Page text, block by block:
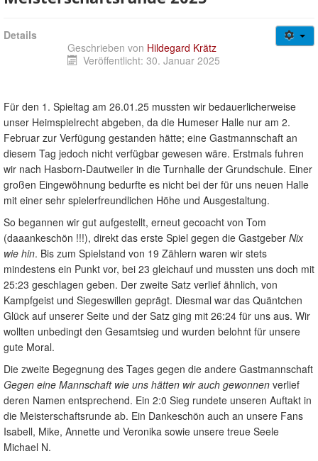
Gesundheitssport + Kurse
Details
Geschrieben von Hildegard Krätz
Veröffentlicht: 30. Januar 2025
Für den 1. Spieltag am 26.01.25 mussten wir bedauerlicherweise
unser Heimspielrecht abgeben, da die Humeser Halle nur am 2.
Februar zur Verfügung gestanden hätte; eine Gastmannschaft an
diesem Tag jedoch nicht verfügbar gewesen wäre. Erstmals fuhren
wir nach Hasborn-Dautweiler in die Turnhalle der Grundschule. Einer
großen Eingewöhnung bedurfte es nicht bei der für uns neuen Halle
mit einer sehr spielerfreundlichen Höhe und Ausgestaltung.
So begannen wir gut aufgestellt, erneut gecoacht von Tom
(daaankeschön !!!), direkt das erste Spiel gegen die Gastgeber Nix
wie hin. Bis zum Spielstand von 19 Zählern waren wir stets
mindestens ein Punkt vor, bei 23 gleichauf und mussten uns doch mit
25:23 geschlagen geben. Der zweite Satz verlief ähnlich, von
Kampfgeist und Siegeswillen geprägt. Diesmal war das Quäntchen
Glück auf unserer Seite und der Satz ging mit 26:24 für uns aus. Wir
wollten unbedingt den Gesamtsieg und wurden belohnt für unsere
gute Moral.
Die zweite Begegnung des Tages gegen die andere Gastmannschaft
Gegen eine Mannschaft wie uns hätten wir auch gewonnen verlief
deren Namen entsprechend. Ein 2:0 Sieg rundete unseren Auftakt in
die Meisterschaftsrunde ab. Ein Dankeschön auch an unsere Fans
Isabell, Mike, Annette und Veronika sowie unsere treue Seele
Michael N.